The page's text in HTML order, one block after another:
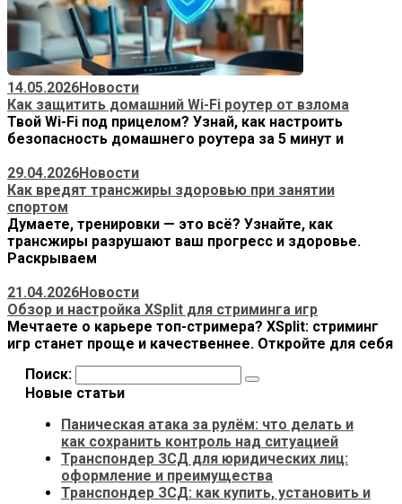
14.05.2026Новости
Как защитить домашний Wi-Fi роутер от взлома
Твой Wi-Fi под прицелом? Узнай, как настроить
безопасность домашнего роутера за 5 минут и
29.04.2026Новости
Как вредят трансжиры здоровью при занятии
спортом
Думаете, тренировки — это всё? Узнайте, как
трансжиры разрушают ваш прогресс и здоровье.
Раскрываем
21.04.2026Новости
Обзор и настройка XSplit для стриминга игр
Мечтаете о карьере топ-стримера? XSplit: стриминг
игр станет проще и качественнее. Откройте для себя
Поиск:
Новые статьи
Паническая атака за рулём: что делать и
как сохранить контроль над ситуацией
Транспондер ЗСД для юридических лиц:
оформление и преимущества
Транспондер ЗСД: как купить, установить и